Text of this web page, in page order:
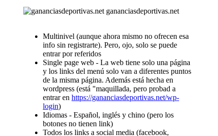
gananciasdeportivas.net
Multinivel (aunque ahora mismo no ofrecen esa
info sin registrarte). Pero, ojo, solo se puede
entrar por referidos
Single page web - La web tiene solo una página
y los links del menú solo van a diferentes puntos
de la misma página. Además está hecha en
wordpress (está "maquillada, pero probad a
entrar en https://gananciasdeportivas.net/wp-
login)
Idiomas - Español, inglés y chino (pero los
botones no tienen link)
Todos los links a social media (facebook,